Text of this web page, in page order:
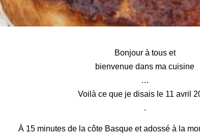
Bonjour à tous et
bienvenue dans ma cuisine
…
Voilà ce que je disais le 11 avril
.
À 15 minutes de la côte Basque et adossé à la